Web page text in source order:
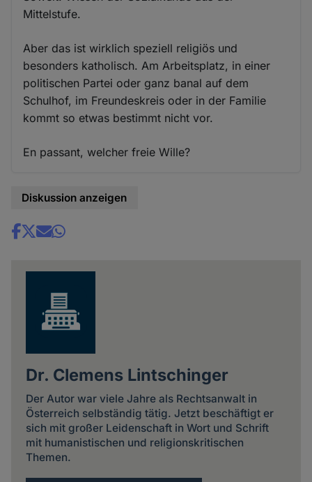
Mittelstufe.
Aber das ist wirklich speziell religiös und
besonders katholisch. Am Arbeitsplatz, in einer
politischen Partei oder ganz banal auf dem
Schulhof, im Freundeskreis oder in der Familie
kommt so etwas bestimmt nicht vor.
En passant, welcher freie Wille?
Diskussion anzeigen
Share
Dr. Clemens Lintschinger
Der Autor war viele Jahre als Rechtsanwalt in
Österreich selbständig tätig. Jetzt beschäftigt er
sich mit großer Leidenschaft in Wort und Schrift
mit humanistischen und religionskritischen
Themen.